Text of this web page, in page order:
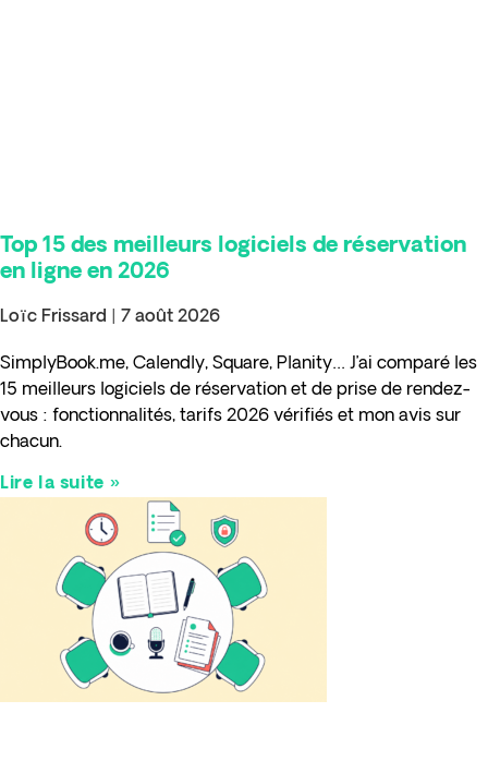
Top 15 des meilleurs logiciels de réservation
en ligne en 2026
Loïc Frissard 7 août 2026
SimplyBook.me, Calendly, Square, Planity… J’ai comparé les
15 meilleurs logiciels de réservation et de prise de rendez-
vous : fonctionnalités, tarifs 2026 vérifiés et mon avis sur
chacun.
Lire la suite »